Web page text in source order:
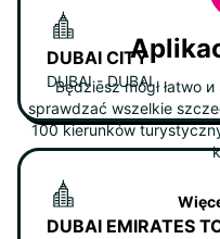
DUBAI CITY
DUBAI - DUBAI
DUBAI EMIRATES
Będziesz mógł łatwo
sprawdzać wszelkie
100 kierunków